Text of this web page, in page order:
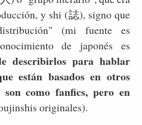
y shi (誌), signo que
(mi fuente es
de japonés es
describirlos para hablar
están basados en otros
como fanfics, pero en
originales).